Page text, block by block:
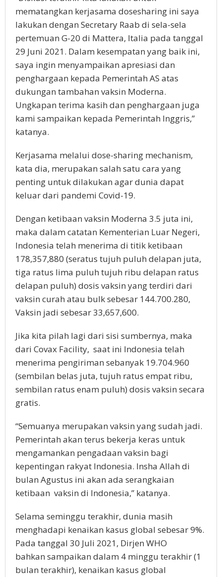
mematangkan kerjasama dosesharing ini saya
lakukan dengan Secretary Raab di sela-sela
pertemuan G-20 di Mattera, Italia pada tanggal
29 Juni 2021. Dalam kesempatan yang baik ini,
saya ingin menyampaikan apresiasi dan
penghargaan kepada Pemerintah AS atas
dukungan tambahan vaksin Moderna.
Ungkapan terima kasih dan penghargaan juga
kami sampaikan kepada Pemerintah Inggris,”
katanya.
Kerjasama melalui dose-sharing mechanism,
kata dia, merupakan salah satu cara yang
penting untuk dilakukan agar dunia dapat
keluar dari pandemi Covid-19.
Dengan ketibaan vaksin Moderna 3.5 juta ini,
maka dalam catatan Kementerian Luar Negeri,
Indonesia telah menerima di titik ketibaan
178,357,880 (seratus tujuh puluh delapan juta,
tiga ratus lima puluh tujuh ribu delapan ratus
delapan puluh) dosis vaksin yang terdiri dari
vaksin curah atau bulk sebesar 144.700.280,
Vaksin jadi sebesar 33,657,600.
Jika kita pilah lagi dari sisi sumbernya, maka
dari Covax Facility, saat ini Indonesia telah
menerima pengiriman sebanyak 19.704.960
(sembilan belas juta, tujuh ratus empat ribu,
sembilan ratus enam puluh) dosis vaksin secara
gratis.
“Semuanya merupakan vaksin yang sudah jadi.
Pemerintah akan terus bekerja keras untuk
mengamankan pengadaan vaksin bagi
kepentingan rakyat Indonesia. Insha Allah di
bulan Agustus ini akan ada serangkaian
ketibaan vaksin di Indonesia,” katanya.
Selama seminggu terakhir, dunia masih
menghadapi kenaikan kasus global sebesar 9%.
Pada tanggal 30 Juli 2021, Dirjen WHO
bahkan sampaikan dalam 4 minggu terakhir (1
bulan terakhir), kenaikan kasus global